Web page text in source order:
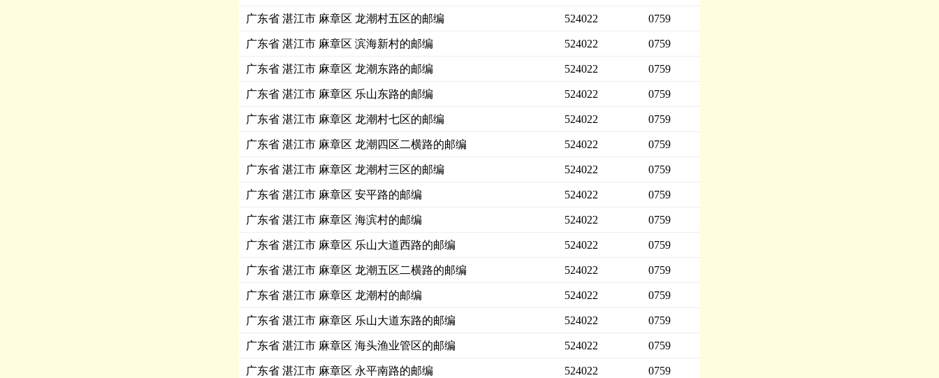
广东省 湛江市 麻章区 龙潮村五区的邮编 524022 0759
广东省 湛江市 麻章区 滨海新村的邮编 524022 0759
广东省 湛江市 麻章区 龙潮东路的邮编 524022 0759
广东省 湛江市 麻章区 乐山东路的邮编 524022 0759
广东省 湛江市 麻章区 龙潮村七区的邮编 524022 0759
广东省 湛江市 麻章区 龙潮四区二横路的邮编 524022 0759
广东省 湛江市 麻章区 龙潮村三区的邮编 524022 0759
广东省 湛江市 麻章区 安平路的邮编 524022 0759
广东省 湛江市 麻章区 海滨村的邮编 524022 0759
广东省 湛江市 麻章区 乐山大道西路的邮编 524022 0759
广东省 湛江市 麻章区 龙潮五区二横路的邮编 524022 0759
广东省 湛江市 麻章区 龙潮村的邮编 524022 0759
广东省 湛江市 麻章区 乐山大道东路的邮编 524022 0759
广东省 湛江市 麻章区 海头渔业管区的邮编 524022 0759
广东省 湛江市 麻章区 永平南路的邮编 524022 0759